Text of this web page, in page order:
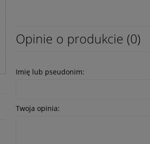
Opinie o produkcie (0)
Imię lub pseudonim:
Twoja opinia: